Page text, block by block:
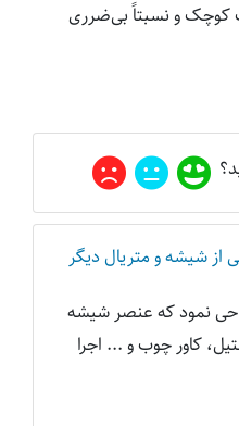
و نسبتاً بی‌ضرری
از شیشه و متریال دیگر
نمود که عنصر شیشه
کاور چوب و ... اجرا